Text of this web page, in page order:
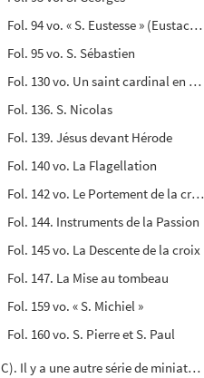
Fol. 94 vo. « S. Eustesse » (Eustache)
Fol. 95 vo. S. Sébastien
Fol. 130 vo. Un saint cardinal en
Fol. 136. S. Nicolas
Fol. 139. Jésus devant Hérode
Fol. 140 vo. La Flagellation
Fol. 142 vo. Le Portement de la croix
Fol. 144. Instruments de la Passion
Fol. 145 vo. La Descente de la croix
Fol. 147. La Mise au tombeau
Fol. 159 vo. « S. Michiel »
Fol. 160 vo. S. Pierre et S. Paul
C). Il y a une autre série de